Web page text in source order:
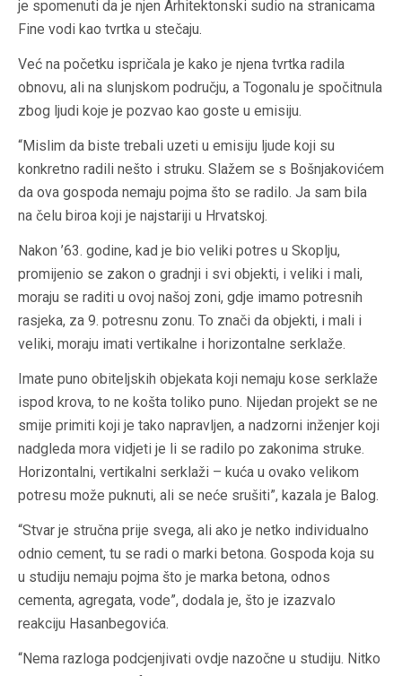
je spomenuti da je njen Arhitektonski sudio na stranicama
Fine vodi kao tvrtka u stečaju.
Već na početku ispričala je kako je njena tvrtka radila
obnovu, ali na slunjskom području, a Togonalu je spočitnula
zbog ljudi koje je pozvao kao goste u emisiju.
“Mislim da biste trebali uzeti u emisiju ljude koji su
konkretno radili nešto i struku. Slažem se s Bošnjakovićem
da ova gospoda nemaju pojma što se radilo. Ja sam bila
na čelu biroa koji je najstariji u Hrvatskoj.
Nakon ’63. godine, kad je bio veliki potres u Skoplju,
promijenio se zakon o gradnji i svi objekti, i veliki i mali,
moraju se raditi u ovoj našoj zoni, gdje imamo potresnih
rasjeka, za 9. potresnu zonu. To znači da objekti, i mali i
veliki, moraju imati vertikalne i horizontalne serklaže.
Imate puno obiteljskih objekata koji nemaju kose serklaže
ispod krova, to ne košta toliko puno. Nijedan projekt se ne
smije primiti koji je tako napravljen, a nadzorni inženjer koji
nadgleda mora vidjeti je li se radilo po zakonima struke.
Horizontalni, vertikalni serklaži – kuća u ovako velikom
potresu može puknuti, ali se neće srušiti”, kazala je Balog.
“Stvar je stručna prije svega, ali ako je netko individualno
odnio cement, tu se radi o marki betona. Gospoda koja su
u studiju nemaju pojma što je marka betona, odnos
cementa, agregata, vode”, dodala je, što je izazvalo
reakciju Hasanbegovića.
“Nema razloga podcjenjivati ovdje nazočne u studiju. Nitko